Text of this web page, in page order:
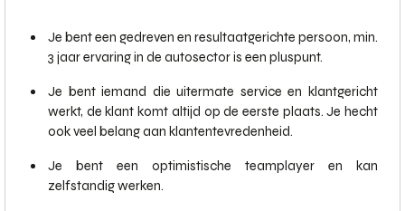
Je bent een gedreven en resultaatgerichte persoon, min.
3 jaar ervaring in de autosector is een pluspunt.
Je bent iemand die uitermate service en klantgericht
werkt, de klant komt altijd op de eerste plaats. Je hecht
ook veel belang aan klantentevredenheid.
Je bent een optimistische teamplayer en kan
zelfstandig werken.